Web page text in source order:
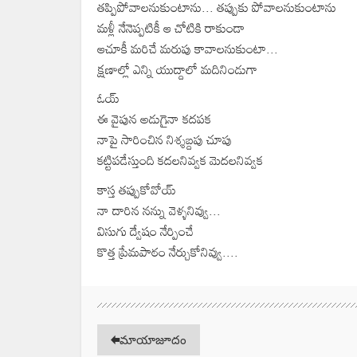
తప్పిపోవాలనుకుంటాను... తప్పుకు పోవాలనుకుంటాను
మళ్లీ నేనెప్పటికీ ఆ చోటికి రాకుండా
ఆచూకీ మరిచే మరుపు కావాలనుకుంటా...
క్షణాల్లో ఎన్ని యుద్దాలో మదినిండుగా
ఓయ్
ఈ వైపున అడుగైనా కదపక
నాపై సారించిన నిశ్శబ్దపు చూపు
కట్టిపడేస్తుంది కదలనివ్వక మెదలనివ్వక
కాస్త తప్పుకోవోయ్
నా దారిన నన్ను వెళ్ళనివ్వు...
విసుగు ద్వేషం నేర్పించే
కొత్త ప్రేమపాఠం నేర్చుకోనివ్వు....
మాయాజూదం